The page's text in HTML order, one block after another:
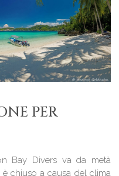
PER
Bay Divers va da metà
chiuso a causa del clima